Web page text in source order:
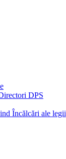
DPS
Încălcări ale legii